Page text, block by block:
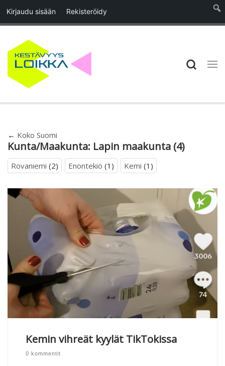
Kirjaudu sisään Rekisteröidy
Skip to content
← Koko Suomi
Kunta/Maakunta: Lapin maakunta (4)
Rovaniemi (2) Enontekiö (1) Kemi (1)
Kemin vihreät kyylät TikTokissa
0 kommentit